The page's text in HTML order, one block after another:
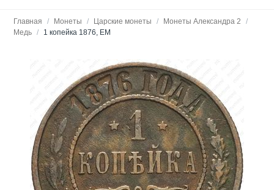
Главная / Монеты / Царские монеты / Монеты Александра 2
/
Медь / 1 копейка 1876, ЕМ